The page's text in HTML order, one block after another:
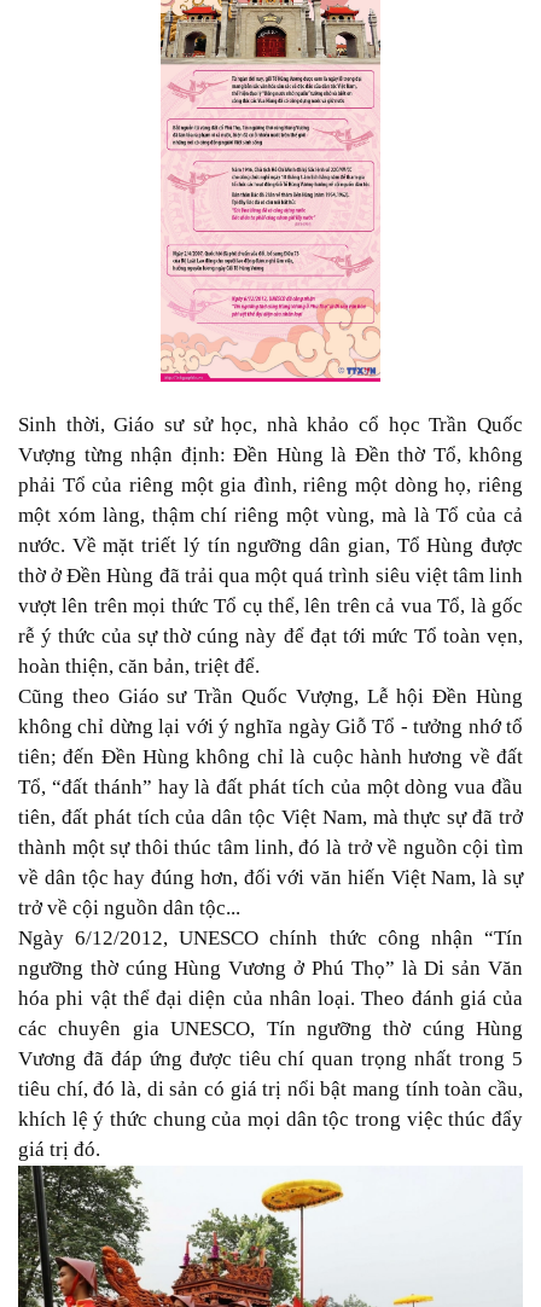
Sinh thời, Giáo sư sử học, nhà khảo cổ học Trần Quốc
Vượng từng nhận định: Đền Hùng là Đền thờ Tổ, không
phải Tổ của riêng một gia đình, riêng một dòng họ, riêng
một xóm làng, thậm chí riêng một vùng, mà là Tổ của cả
nước. Về mặt triết lý tín ngưỡng dân gian, Tổ Hùng được
thờ ở Đền Hùng đã trải qua một quá trình siêu việt tâm linh
vượt lên trên mọi thức Tổ cụ thể, lên trên cả vua Tổ, là gốc
rễ ý thức của sự thờ cúng này để đạt tới mức Tổ toàn vẹn,
hoàn thiện, căn bản, triệt để.
Cũng theo Giáo sư Trần Quốc Vượng, Lễ hội Đền Hùng
không chỉ dừng lại với ý nghĩa ngày Giỗ Tổ - tưởng nhớ tổ
tiên; đến Đền Hùng không chỉ là cuộc hành hương về đất
Tổ, “đất thánh” hay là đất phát tích của một dòng vua đầu
tiên, đất phát tích của dân tộc Việt Nam, mà thực sự đã trở
thành một sự thôi thúc tâm linh, đó là trở về nguồn cội tìm
về dân tộc hay đúng hơn, đối với văn hiến Việt Nam, là sự
trở về cội nguồn dân tộc...
Ngày 6/12/2012, UNESCO chính thức công nhận “Tín
ngưỡng thờ cúng Hùng Vương ở Phú Thọ” là Di sản Văn
hóa phi vật thể đại diện của nhân loại. Theo đánh giá của
các chuyên gia UNESCO, Tín ngưỡng thờ cúng Hùng
Vương đã đáp ứng được tiêu chí quan trọng nhất trong 5
tiêu chí, đó là, di sản có giá trị nổi bật mang tính toàn cầu,
khích lệ ý thức chung của mọi dân tộc trong việc thúc đẩy
giá trị đó.